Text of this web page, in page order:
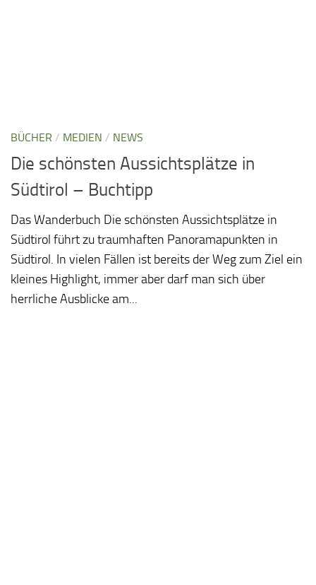
BÜCHER / MEDIEN / NEWS
Die schönsten Aussichtsplätze in
Südtirol – Buchtipp
Das Wanderbuch Die schönsten Aussichtsplätze in
Südtirol führt zu traumhaften Panoramapunkten in
Südtirol. In vielen Fällen ist bereits der Weg zum Ziel ein
kleines Highlight, immer aber darf man sich über
herrliche Ausblicke am...